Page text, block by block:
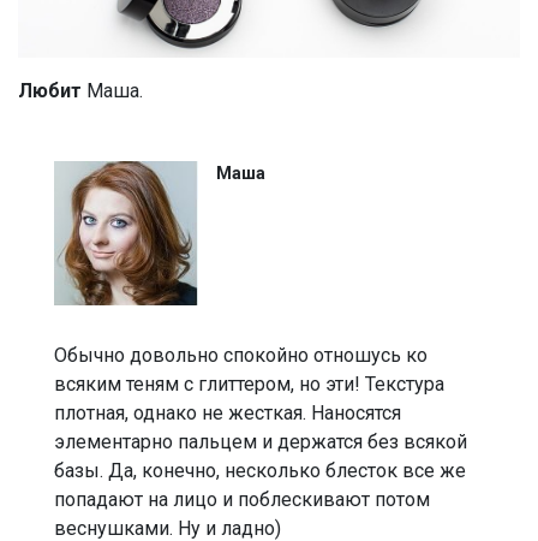
Любит Маша.
Маша
Обычно довольно спокойно отношусь ко
всяким теням с глиттером, но эти! Текстура
плотная, однако не жесткая. Наносятся
элементарно пальцем и держатся без всякой
базы. Да, конечно, несколько блесток все же
попадают на лицо и поблескивают потом
веснушками. Ну и ладно)